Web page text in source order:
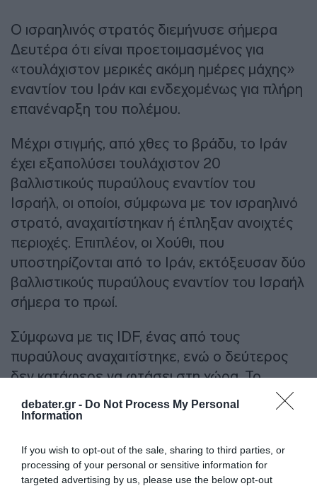
debater.gr - Do Not Process My Personal
Information
If you wish to opt-out of the sale, sharing to third parties, or
processing of your personal or sensitive information for
targeted advertising by us, please use the below opt-out
Ο ισραηλινός στρατός διεμήνυσε σήμερα
Δευτέρα ότι είναι προετοιμασμένος για
«τουλάχιστον μερικές ακόμη ημέρες μάχης»
εναντίον του Ιράν και ενδεχομένως για πλήρη
επανέναρξη του πολέμου.
Μέχρι στιγμής, από χθες το βράδυ, το Ιράν
έχει εξαπολύσει τουλάχιστον 20
βαλλιστικούς πυραύλους εναντίον του
Ισραήλ, οι οποίοι, σύμφωνα με τον ισραηλινό
στρατό, αναχαιτίστηκαν ή έπληξαν ανοιχτές
περιοχές. Επιπλέον, οι Χούθι, που
υποστηρίζονται από το Ιράν, εκτόξευσαν δύο
βαλλιστικούς πυραύλους εναντίον του Ισραήλ
σήμερα το πρωί.
Σύμφωνα με τις IDF, ένας από τους
πυραύλους αναχαιτίστηκε, ενώ ο δεύτερος
δεν κατάφερε να φτάσει στη χώρα. Το
Ισραήλ έχει μέχρι στιγμής πραγματοποιήσει
δύο κύματα επιθέσεων στο Ιράν σε
πυραύλους. Νυχτερινή νύχτα, δεκάδες
μαχητικά αεροσκάφη της ισραηλινής